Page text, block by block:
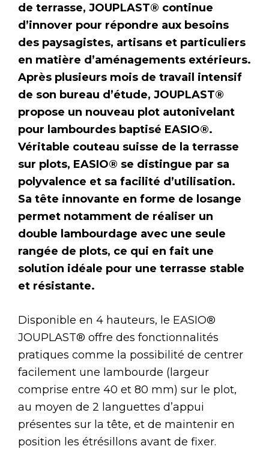
de terrasse, JOUPLAST® continue
d’innover pour répondre aux besoins
des paysagistes, artisans et particuliers
en matière d’aménagements extérieurs.
Après plusieurs mois de travail intensif
de son bureau d’étude, JOUPLAST®
propose un nouveau plot autonivelant
pour lambourdes baptisé EASIO®.
Véritable couteau suisse de la terrasse
sur plots, EASIO® se distingue par sa
polyvalence et sa facilité d’utilisation.
Sa tête innovante en forme de losange
permet notamment de réaliser un
double lambourdage avec une seule
rangée de plots, ce qui en fait une
solution idéale pour une terrasse stable
et résistante.
Disponible en 4 hauteurs, le EASIO®
JOUPLAST® offre des fonctionnalités
pratiques comme la possibilité de centrer
facilement une lambourde (largeur
comprise entre 40 et 80 mm) sur le plot,
au moyen de 2 languettes d’appui
présentes sur la tête, et de maintenir en
position les étrésillons avant de fixer.